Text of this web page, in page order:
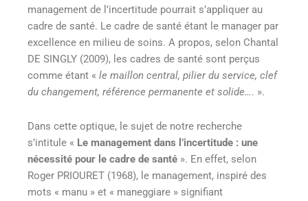
management de l’incertitude pourrait s’appliquer au
cadre de santé. Le cadre de santé étant le manager par
excellence en milieu de soins. A propos, selon Chantal
DE SINGLY (2009), les cadres de santé sont perçus
comme étant « le maillon central, pilier du service, clef
du changement, référence permanente et solide…. ».
Dans cette optique, le sujet de notre recherche
s’intitule « Le management dans l’incertitude : une
nécessité pour le cadre de santé ». En effet, selon
Roger PRIOURET (1968), le management, inspiré des
mots « manu » et « maneggiare » signifiant